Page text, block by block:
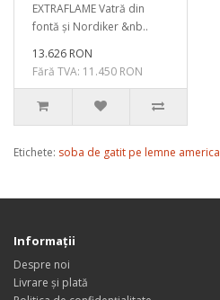
EXTRAFLAME Vatră din
fontă și Nordiker &nb..
13.626 RON
Fără TVA: 11.450 RON
Etichete: soba de gatit pe lemne america
Informaţii
Despre noi
Livrare și plată